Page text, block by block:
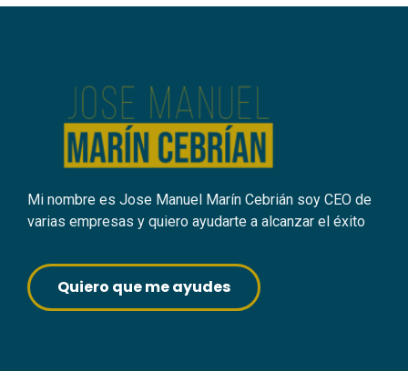
Mi nombre es Jose Manuel Marín Cebrián soy CEO de
varias empresas y quiero ayudarte a alcanzar el éxito
Quiero que me ayudes